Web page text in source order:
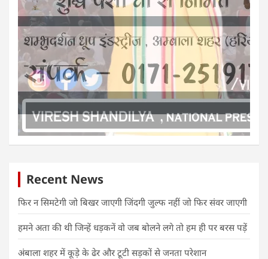
Recent News
फिर न सिमटेगी जो बिखर जाएगी जिंदगी जुल्फ नहीं जो फिर संवर जाएगी
हमने अता की थी जिन्हें धड़कनें वो जब बोलने लगे तो हम ही पर बरस पड़ें
अंबाला शहर में कूड़े के ढेर और टूटी सड़कों से जनता परेशान